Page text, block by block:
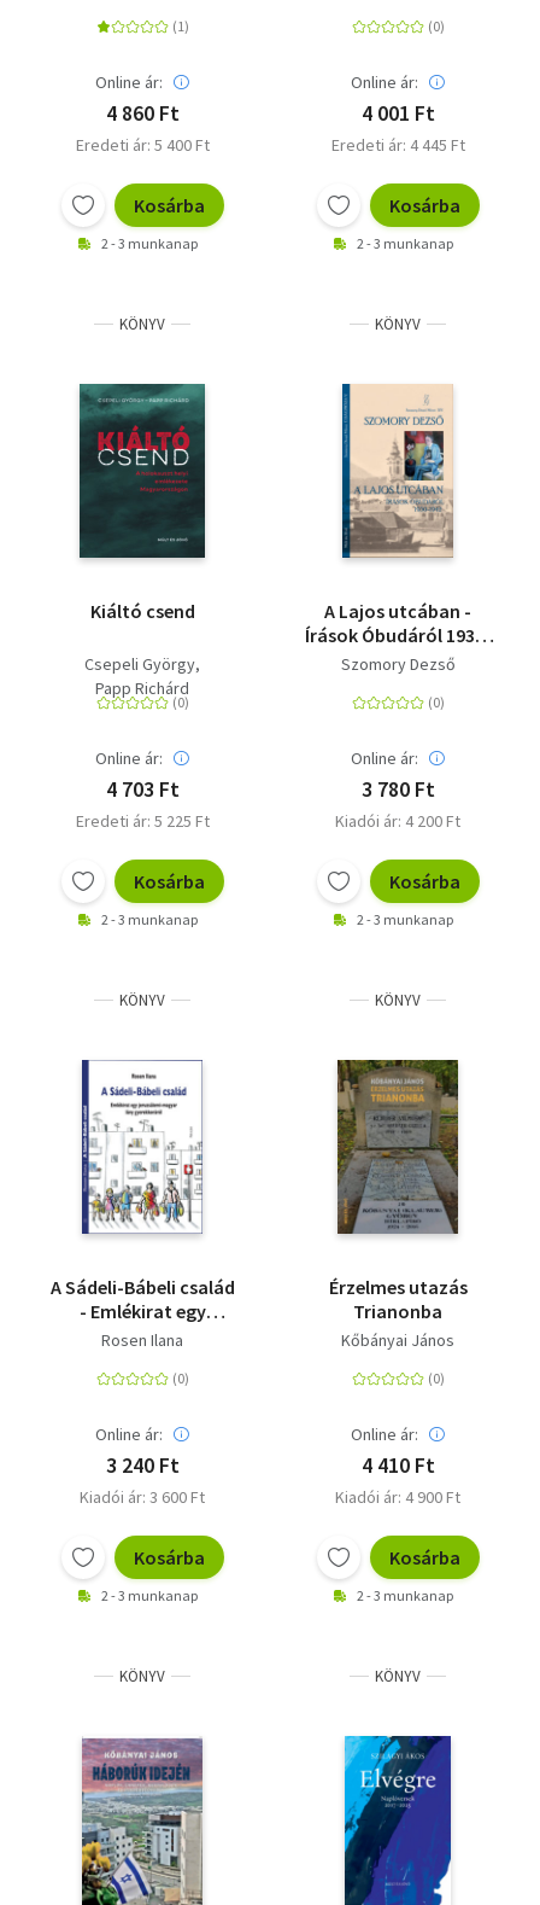
világháború utáni
Online ár:
4 860 Ft
Eredeti ár: 5 400 Ft
Kosárba
2 - 3 munkanap
Online ár:
4 001 Ft
Eredeti ár: 4 445 Ft
Kosárba
2 - 3 munkanap
KÖNYV
Kiáltó csend
Csepeli György
Papp Richárd
Online ár:
4 703 Ft
Eredeti ár: 5 225 Ft
Kosárba
2 - 3 munkanap
KÖNYV
A Lajos utcában -
Írások Óbudáról 1930-
1942
Szomory Dezső
Online ár:
3 780 Ft
Kiadói ár: 4 200 Ft
Kosárba
2 - 3 munkanap
KÖNYV
A Sádeli-Bábeli család
- Emlékirat egy
jeruzsálemi-magyar
Rosen Ilana
Online ár:
3 240 Ft
Kiadói ár: 3 600 Ft
Kosárba
2 - 3 munkanap
KÖNYV
Érzelmes utazás
Trianonba
Kőbányai János
Online ár:
4 410 Ft
Kiadói ár: 4 900 Ft
Kosárba
2 - 3 munkanap
KÖNYV KÖNYV